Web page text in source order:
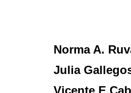
Norma A.
Julia
Vicente E